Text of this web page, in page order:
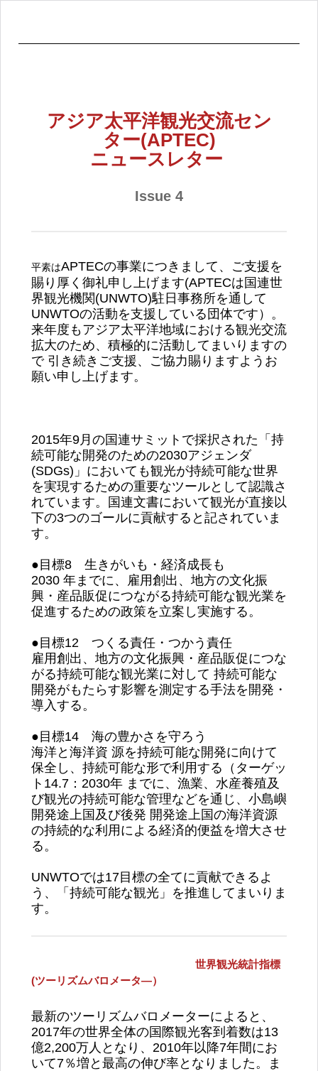
アジア太平洋観光交流セン
ター(APTEC)
ニュースレター
Issue 4
平素はAPTECの事業につきまして、ご支援を
賜り厚く御礼申し上げます(APTECは国連世
界観光機関(UNWTO)駐日事務所を通して
UNWTOの活動を支援している団体です）。
来年度もアジア太平洋地域における観光交流
拡大のため、積極的に活動してまいりますの
で 引き続きご支援、ご協力賜りますようお
願い申し上げます。
2015年9月の国連サミットで採択された「持
続可能な開発のための2030アジェンダ
(SDGs)」においても観光が持続可能な世界
を実現するための重要なツールとして認識さ
れています。国連文書において観光が直接以
下の3つのゴールに貢献すると記されていま
す。
●目標8 生きがいも・経済成長も
2030 年までに、雇用創出、地方の文化振
興・産品販促につながる持続可能な観光業を
促進するための政策を立案し実施する。
●目標12 つくる責任・つかう責任
雇用創出、地方の文化振興・産品販促につな
がる持続可能な観光業に対して 持続可能な
開発がもたらす影響を測定する手法を開発・
導入する。
●目標14 海の豊かさを守ろう
海洋と海洋資 源を持続可能な開発に向けて
保全し、持続可能な形で利用する（ターゲッ
ト14.7：2030年 までに、漁業、水産養殖及
び観光の持続可能な管理などを通じ、小島嶼
開発途上国及び後発 開発途上国の海洋資源
の持続的な利用による経済的便益を増大させ
る。
UNWTOでは17目標の全てに貢献できるよ
う、「持続可能な観光」を推進してまいりま
す。
世界観光統計指標
(ツーリズムバロメータ―）
最新のツーリズムバロメーターによると、
2017年の世界全体の国際観光客到着数は13
億2,200万人となり、2010年以降7年間にお
いて7％増と最高の伸び率となりました。ま